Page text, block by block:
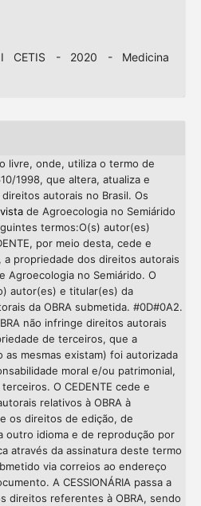
III CETIS - 2020 - Medicina
livre, onde, utiliza o termo de
1998, que altera, atualiza e
autorais no Brasil. Os
de Agroecologia no Semiárido
termos:O(s) autor(es)
por meio desta, cede e
propriedade dos direitos autorais
Agroecologia no Semiárido. O
autor(es) e titular(es) da
da OBRA submetida. #0D#0A2.
não infringe direitos autorais
de terceiros, que a
as mesmas existam) foi autorizada
moral e/ou patrimonial,
O CEDENTE cede e
relativos à OBRA à
os direitos de edição, de
outro idioma e de reprodução por
através da assinatura deste termo
via correios ao endereço
A CESSIONÁRIA passa a
direitos referentes à OBRA, sendo